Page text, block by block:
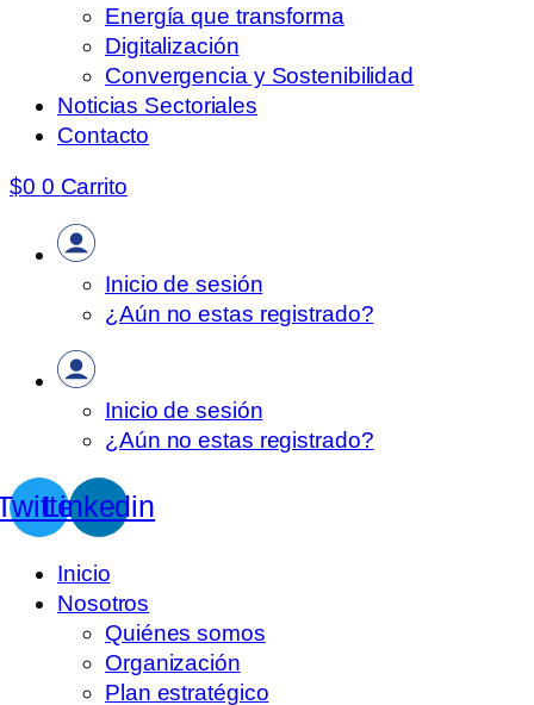
Energía que transforma
Digitalización
Convergencia y Sostenibilidad
Noticias Sectoriales
Contacto
$0 0 Carrito
Inicio de sesión
¿Aún no estas registrado?
Inicio de sesión
¿Aún no estas registrado?
Linkedin
Inicio
Nosotros
Quiénes somos
Organización
Plan estratégico